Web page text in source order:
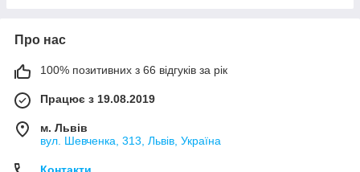
Про нас
100% позитивних з 66 відгуків за рік
Працює з 19.08.2019
м. Львів
вул. Шевченка, 313, Львів, Україна